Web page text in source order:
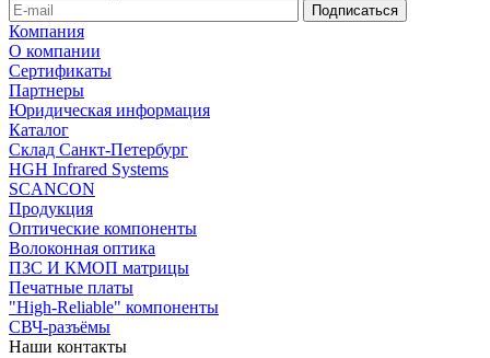
Компания
О компании
Сертификаты
Партнеры
Юридическая информация
Каталог
Cклад Санкт-Петербург
HGH Infrared Systems
SCANCON
Продукция
Оптические компоненты
Волоконная оптика
ПЗС И КМОП матрицы
Печатные платы
"High-Reliable" компоненты
СВЧ-разъёмы
Наши контакты